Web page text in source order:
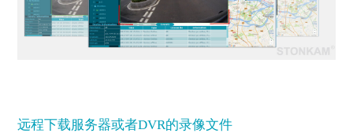
远程下载服务器或者DVR的录像文件